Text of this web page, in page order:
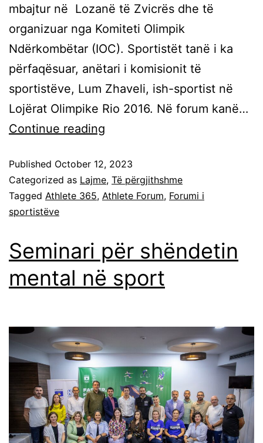
mbajtur në Lozanë të Zvicrës dhe të
organizuar nga Komiteti Olimpik
Ndërkombëtar (IOC). Sportistët tanë i ka
përfaqësuar, anëtari i komisionit të
sportistëve, Lum Zhaveli, ish-sportist në
Lojërat Olimpike Rio 2016. Në forum kanë…
Continue reading
Published October 12, 2023
Categorized as Lajme, Të përgjithshme
Tagged Athlete 365, Athlete Forum, Forumi i
sportistëve
Seminari për shëndetin
mental në sport